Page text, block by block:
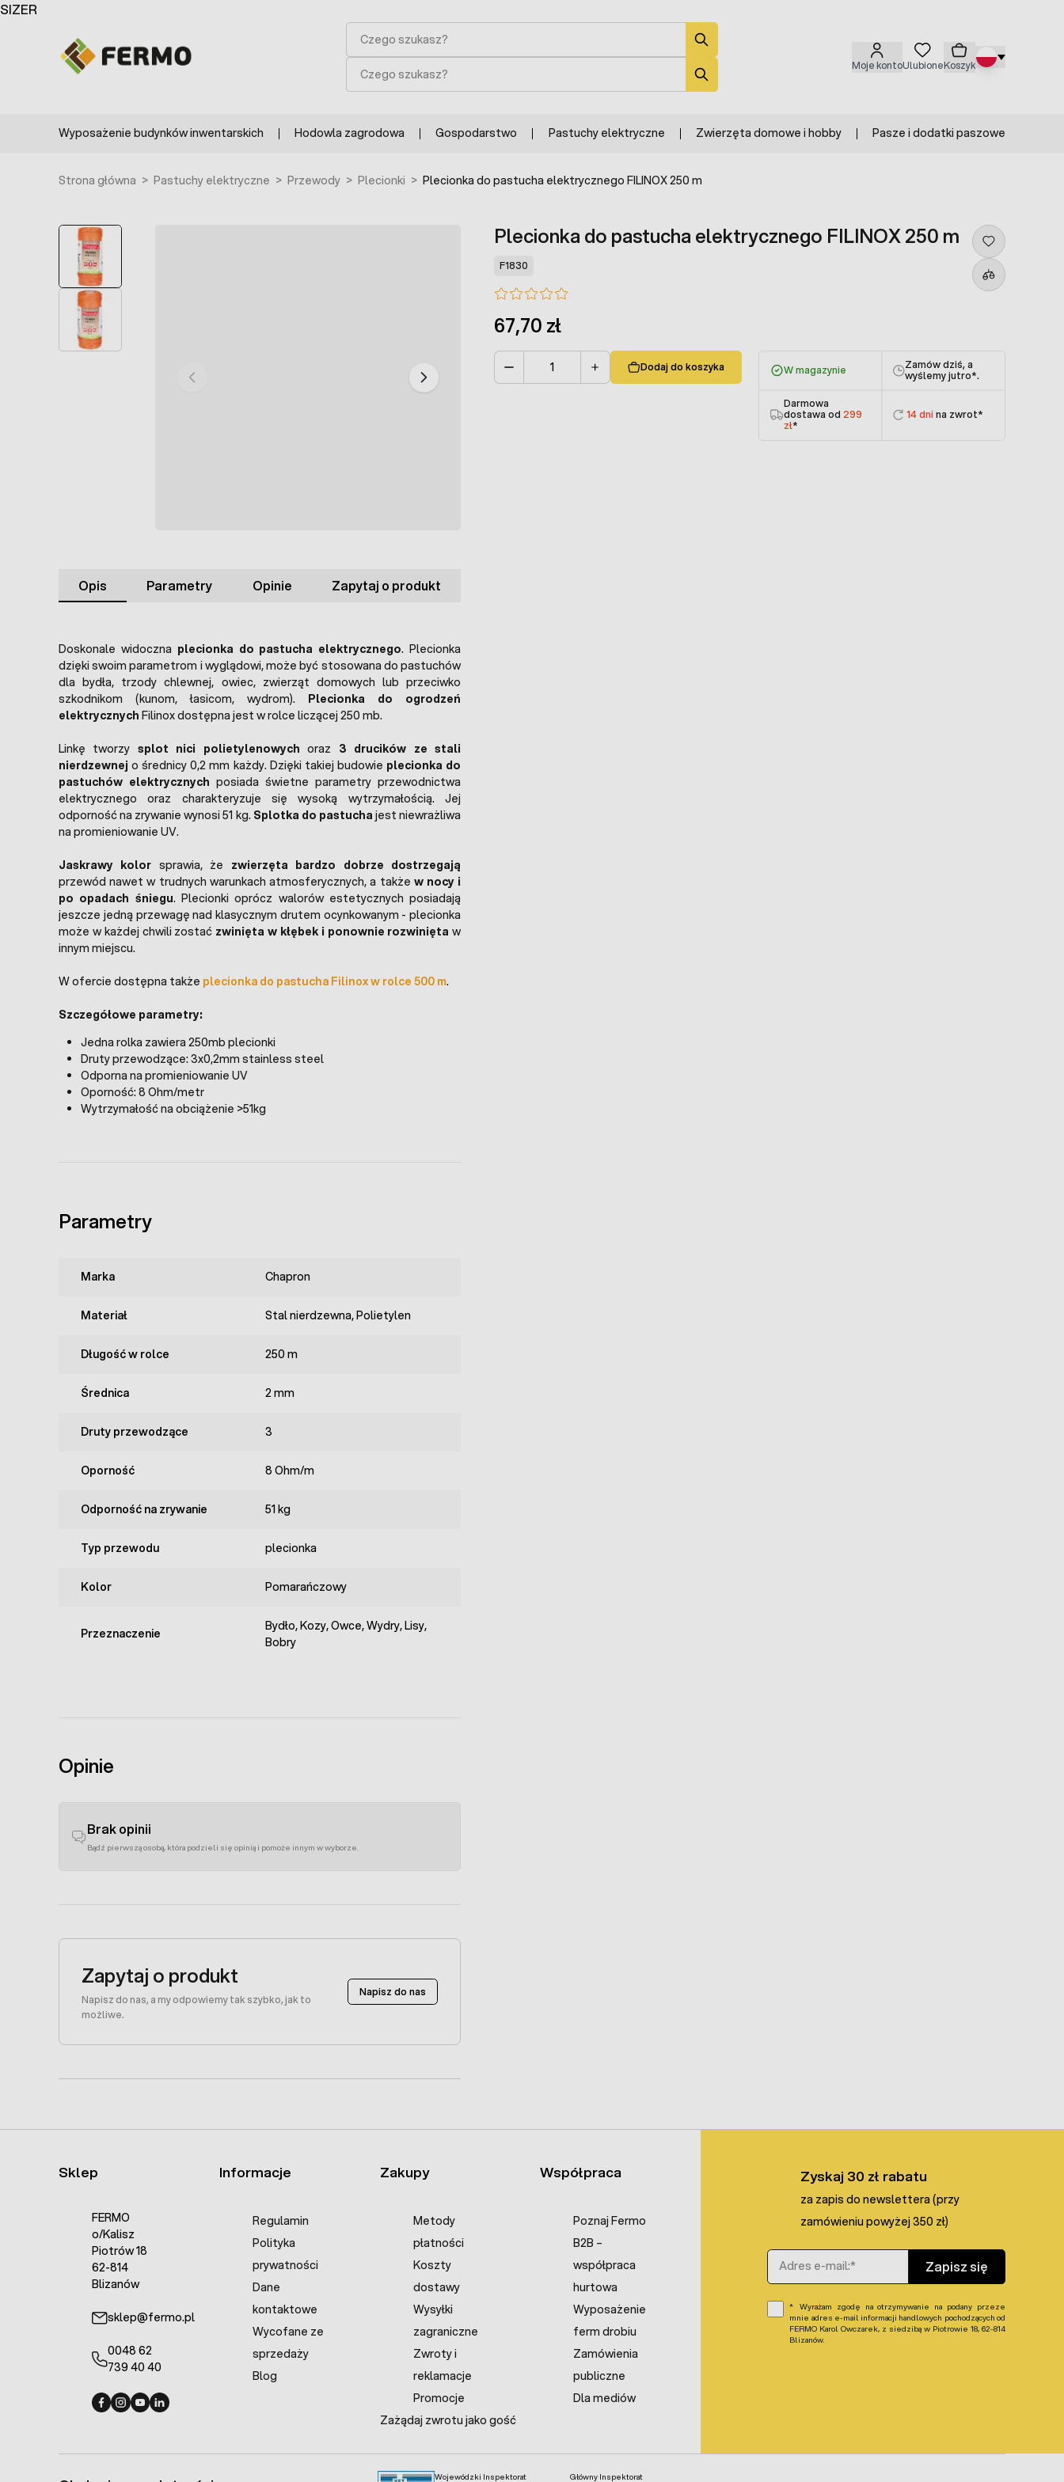
Przejdź do treści
Moje kontoUlubioneKoszyk
Szukaj
Szukaj
Wyposażenie budynków inwentarskich Hodowla zagrodowa Gospodarstwo Pastuchy elektryczne Zwierzęta domowe i hobby Pasze i dodatki paszowe
Strona główna > Pastuchy elektryczne > Przewody > Plecionki > Plecionka do pastucha elektrycznego FILINOX 250 m
Plecionka do pastucha elektrycznego FILINOX 250 m
F1830
67,70 zł
Dodaj do koszyka W magazynie
Zamów dziś, a
wyślemy jutro*.
Darmowa
dostawa od 299
zł*
14 dni na zwrot*
Opis Parametry Opinie Zapytaj o produkt
Doskonale widoczna plecionka do pastucha elektrycznego. Plecionka
dzięki swoim parametrom i wyglądowi, może być stosowana do pastuchów
dla bydła, trzody chlewnej, owiec, zwierząt domowych lub przeciwko
szkodnikom (kunom, łasicom, wydrom). Plecionka do ogrodzeń
elektrycznych Filinox dostępna jest w rolce liczącej 250 mb.
Linkę tworzy splot nici polietylenowych oraz 3 drucików ze stali
nierdzewnej o średnicy 0,2 mm każdy. Dzięki takiej budowie plecionka do
pastuchów elektrycznych posiada świetne parametry przewodnictwa
elektrycznego oraz charakteryzuje się wysoką wytrzymałością. Jej
odporność na zrywanie wynosi 51 kg. Splotka do pastucha jest niewrażliwa
na promieniowanie UV.
Jaskrawy kolor sprawia, że zwierzęta bardzo dobrze dostrzegają
przewód nawet w trudnych warunkach atmosferycznych, a także w nocy i
po opadach śniegu. Plecionki oprócz walorów estetycznych posiadają
jeszcze jedną przewagę nad klasycznym drutem ocynkowanym - plecionka
może w każdej chwili zostać zwinięta w kłębek i ponownie rozwinięta w
innym miejscu.
W ofercie dostępna także plecionka do pastucha Filinox w rolce 500 m.
Szczegółowe parametry:
Jedna rolka zawiera 250mb plecionki
Druty przewodzące: 3x0,2mm stainless steel
Odporna na promieniowanie UV
Oporność: 8 Ohm/metr
Wytrzymałość na obciążenie >51kg
Parametry
Marka Chapron
Materiał Stal nierdzewna, Polietylen
Długość w rolce 250 m
Średnica 2 mm
Druty przewodzące 3
Oporność 8 Ohm/m
Odporność na zrywanie 51 kg
Typ przewodu plecionka
Kolor Pomarańczowy
Przeznaczenie
Bydło, Kozy, Owce, Wydry, Lisy,
Bobry
Opinie
Brak opinii
Bądź pierwszą osobą, która podzieli się opinią i pomoże innym w wyborze.
Zapytaj o produkt
Napisz do nas, a my odpowiemy tak szybko, jak to
możliwe.
Napisz do nas
Sklep
FERMO
o/Kalisz
Piotrów 18
62-814
Blizanów
sklep@fermo.pl
0048 62
739 40 40
Informacje
Regulamin
Polityka
prywatności
Dane
kontaktowe
Wycofane ze
sprzedaży
Blog
Zakupy
Metody
płatności
Koszty
dostawy
Wysyłki
zagraniczne
Zwroty i
reklamacje
Promocje
Zażądaj zwrotu jako gość
Współpraca
Poznaj Fermo
B2B –
współpraca
hurtowa
Wyposażenie
ferm drobiu
Zamówienia
publiczne
Dla mediów
Zyskaj 30 zł rabatu
za zapis do newslettera (przy
zamówieniu powyżej 350 zł)
Adres e-mail
Zapisz się
Wyrażam zgodę na otrzymywanie na podany przeze
mnie adres e-mail informacji handlowych pochodzących od
FERMO Karol Owczarek, z siedzibą w Piotrowie 18, 62-814
Blizanów.
Wojewódzki Inspektorat Główny Inspektorat
SIZER